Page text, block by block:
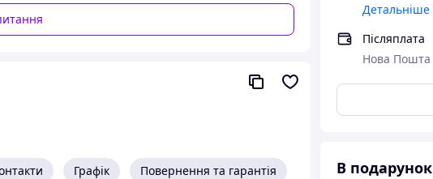
Детальніше
Післяплата
Нова Пошта
В подарунок
Графік Повернення та гарантія